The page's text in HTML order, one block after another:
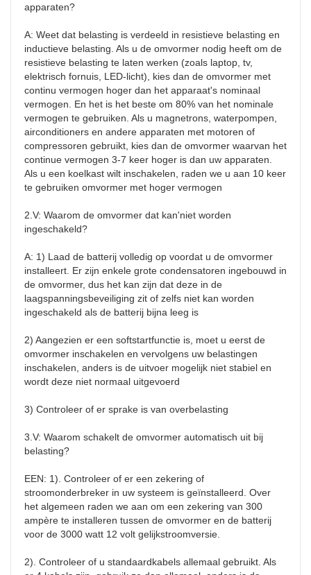
apparaten?
A: Weet dat belasting is verdeeld in resistieve belasting en
inductieve belasting. Als u de omvormer nodig heeft om de
resistieve belasting te laten werken (zoals laptop, tv,
elektrisch fornuis, LED-licht), kies dan de omvormer met
continu vermogen hoger dan het apparaat's nominaal
vermogen. En het is het beste om 80% van het nominale
vermogen te gebruiken. Als u magnetrons, waterpompen,
airconditioners en andere apparaten met motoren of
compressoren gebruikt, kies dan de omvormer waarvan het
continue vermogen 3-7 keer hoger is dan uw apparaten.
Als u een koelkast wilt inschakelen, raden we u aan 10 keer
te gebruiken omvormer met hoger vermogen
2.V: Waarom de omvormer dat kan'niet worden
ingeschakeld?
A: 1) Laad de batterij volledig op voordat u de omvormer
installeert. Er zijn enkele grote condensatoren ingebouwd in
de omvormer, dus het kan zijn dat deze in de
laagspanningsbeveiliging zit of zelfs niet kan worden
ingeschakeld als de batterij bijna leeg is
2) Aangezien er een softstartfunctie is, moet u eerst de
omvormer inschakelen en vervolgens uw belastingen
inschakelen, anders is de uitvoer mogelijk niet stabiel en
wordt deze niet normaal uitgevoerd
3) Controleer of er sprake is van overbelasting
3.V: Waarom schakelt de omvormer automatisch uit bij
belasting?
EEN: 1). Controleer of er een zekering of
stroomonderbreker in uw systeem is geïnstalleerd. Over
het algemeen raden we aan om een ​​zekering van 300
ampère te installeren tussen de omvormer en de batterij
voor de 3000 watt 12 volt gelijkstroomversie.
2). Controleer of u standaardkabels allemaal gebruikt. Als